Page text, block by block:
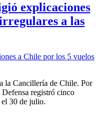
explicaciones
a las
la Cancillería de Chile. Por
registró cinco
el 30 de julio.